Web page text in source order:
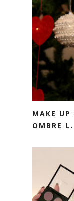
MAKE
OMBRE